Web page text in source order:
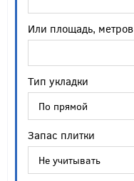
Или площадь, метров
Тип укладки
Запас плитки